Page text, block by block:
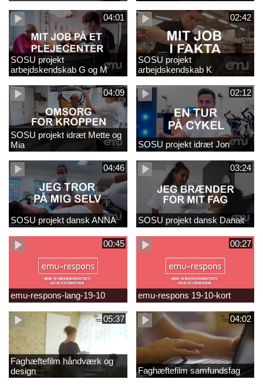
04:01
SOSU projekt
arbejdskendskab G og M
02:42
SOSU projekt
arbejdskendskab K
04:09
SOSU projekt idræt Mette og
Mia
02:12
SOSU projekt idræt Jon
04:46
SOSU projekt dansk ANNA
03:24
SOSU projekt dansk Danait
00:45
emu-respons-lang-19-10
00:27
emu-respons 19-10-kort
05:37
Faghæftefilm håndværk og
design
04:02
Faghæftefilm samfundsfag